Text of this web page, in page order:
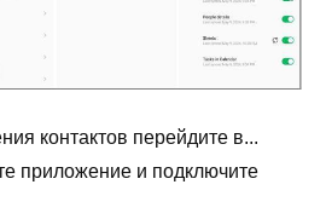
контактов перейдите в...
приложение и подключите